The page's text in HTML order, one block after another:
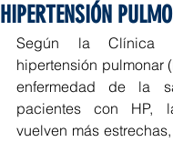
HIPERTENSIÓN
Según la Clínica
hipertensión pulmonar
enfermedad de la
pacientes con HP,
vuelven más